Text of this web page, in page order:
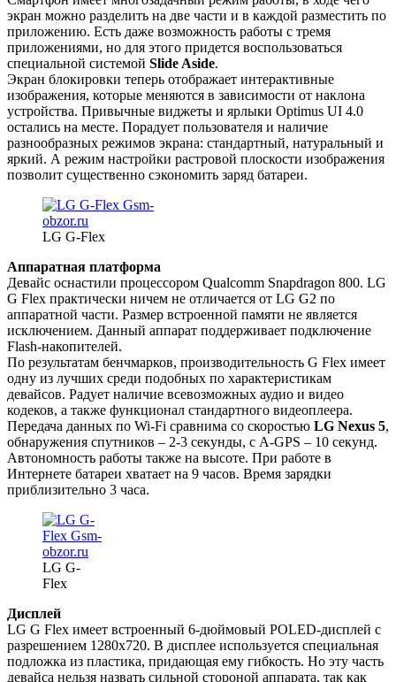
экран можно разделить на две части и в каждой разместить по
приложению. Есть даже возможность работы с тремя
приложениями, но для этого придется воспользоваться
специальной системой Slide Aside.
Экран блокировки теперь отображает интерактивные
изображения, которые меняются в зависимости от наклона
устройства. Привычные виджеты и ярлыки Optimus UI 4.0
остались на месте. Порадует пользователя и наличие
разнообразных режимов экрана: стандартный, натуральный и
яркий. А режим настройки растровой плоскости изображения
позволит существенно сэкономить заряд батареи.
LG G-Flex
Аппаратная платформа
Девайс оснастили процессором Qualcomm Snapdragon 800. LG
G Flex практически ничем не отличается от LG G2 по
аппаратной части. Размер встроенной памяти не является
исключением. Данный аппарат поддерживает подключение
Flash-накопителей.
По результатам бенчмарков, производительность G Flex имеет
одну из лучших среди подобных по характеристикам
девайсов. Радует наличие всевозможных аудио и видео
кодеков, а также функционал стандартного видеоплеера.
Передача данных по Wi-Fi сравнима со скоростью LG Nexus 5,
обнаружения спутников – 2-3 секунды, с A-GPS – 10 секунд.
Автономность работы также на высоте. При работе в
Интернете батареи хватает на 9 часов. Время зарядки
приблизительно 3 часа.
LG G-
Flex
Дисплей
LG G Flex имеет встроенный 6-дюймовый POLED-дисплей с
разрешением 1280х720. В дисплее используется специальная
подложка из пластика, придающая ему гибкость. Но эту часть
девайса нельзя назвать сильной стороной аппарата, так как